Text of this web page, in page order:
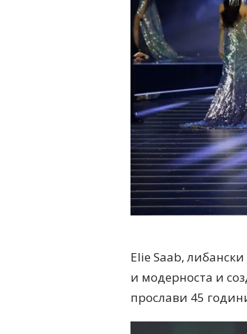
Elie Saab,
и модерноста и
прослави 45